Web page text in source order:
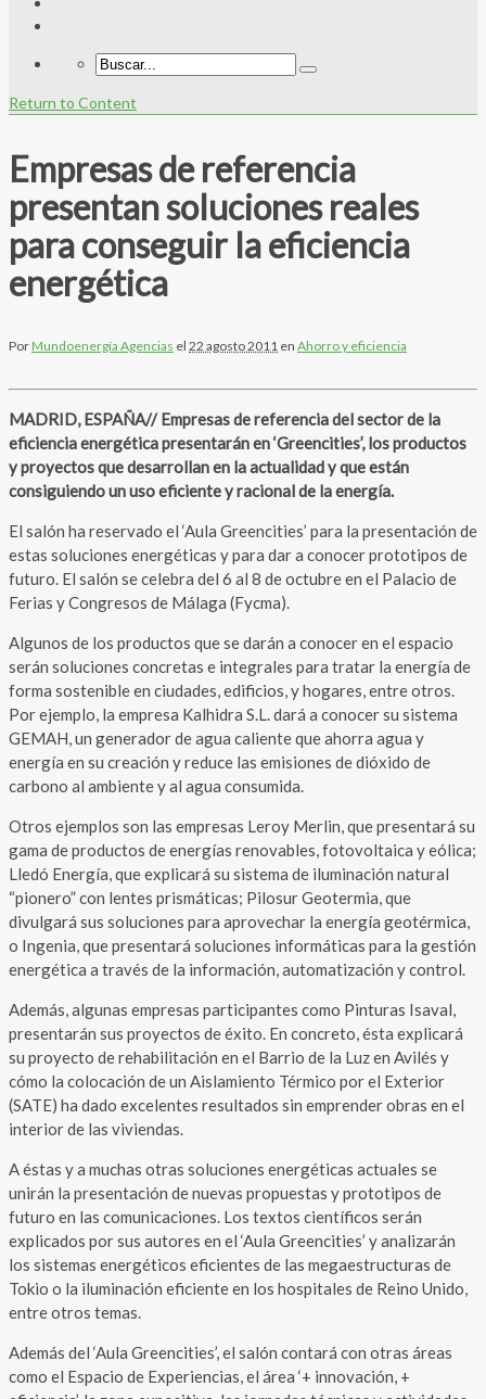
Return to Content
Empresas de referencia
presentan soluciones reales
para conseguir la eficiencia
energética
PorMundoenergía Agencias el 22 agosto 2011 en Ahorro y eficiencia
MADRID, ESPAÑA// Empresas de referencia del sector de la
eficiencia energética presentarán en ‘Greencities’, los productos
y proyectos que desarrollan en la actualidad y que están
consiguiendo un uso eficiente y racional de la energía.
El salón ha reservado el ‘Aula Greencities’ para la presentación de
estas soluciones energéticas y para dar a conocer prototipos de
futuro. El salón se celebra del 6 al 8 de octubre en el Palacio de
Ferias y Congresos de Málaga (Fycma).
Algunos de los productos que se darán a conocer en el espacio
serán soluciones concretas e integrales para tratar la energía de
forma sostenible en ciudades, edificios, y hogares, entre otros.
Por ejemplo, la empresa Kalhidra S.L. dará a conocer su sistema
GEMAH, un generador de agua caliente que ahorra agua y
energía en su creación y reduce las emisiones de dióxido de
carbono al ambiente y al agua consumida.
Otros ejemplos son las empresas Leroy Merlin, que presentará su
gama de productos de energías renovables, fotovoltaica y eólica;
Lledó Energía, que explicará su sistema de iluminación natural
“pionero” con lentes prismáticas; Pilosur Geotermia, que
divulgará sus soluciones para aprovechar la energía geotérmica,
o Ingenia, que presentará soluciones informáticas para la gestión
energética a través de la información, automatización y control.
Además, algunas empresas participantes como Pinturas Isaval,
presentarán sus proyectos de éxito. En concreto, ésta explicará
su proyecto de rehabilitación en el Barrio de la Luz en Avilés y
cómo la colocación de un Aislamiento Térmico por el Exterior
(SATE) ha dado excelentes resultados sin emprender obras en el
interior de las viviendas.
A éstas y a muchas otras soluciones energéticas actuales se
unirán la presentación de nuevas propuestas y prototipos de
futuro en las comunicaciones. Los textos científicos serán
explicados por sus autores en el ‘Aula Greencities’ y analizarán
los sistemas energéticos eficientes de las megaestructuras de
Tokio o la iluminación eficiente en los hospitales de Reino Unido,
entre otros temas.
Además del ‘Aula Greencities’, el salón contará con otras áreas
como el Espacio de Experiencias, el área ‘+ innovación, +